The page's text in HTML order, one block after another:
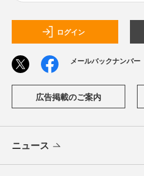
ログイン
メールバックナンバー
広告掲載のご案内
ニュース